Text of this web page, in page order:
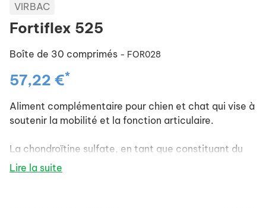
VIRBAC
Fortiflex 525
Boîte de 30 comprimés - FOR028
57,22 €*
Aliment complémentaire pour chien et chat qui vise à
soutenir la mobilité et la fonction articulaire.
La chondroïtine sulfate, en tant que constituant du
cartilage, soutient les structures articulaires et la
Lire la suite